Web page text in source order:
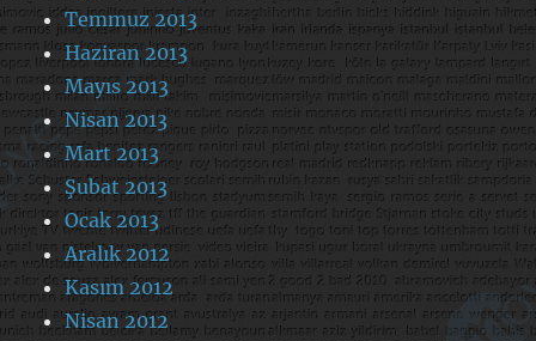
Temmuz 2013
Haziran 2013
Mayıs 2013
Nisan 2013
Mart 2013
Şubat 2013
Ocak 2013
Aralık 2012
Kasım 2012
Nisan 2012